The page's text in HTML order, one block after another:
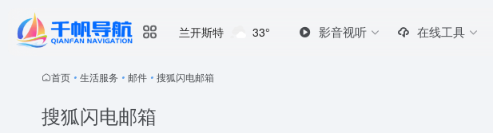
兰开斯特 33° 影音视听 在线工具
首页 • 生活服务 • 邮件 • 搜狐闪电邮箱
搜狐闪电邮箱